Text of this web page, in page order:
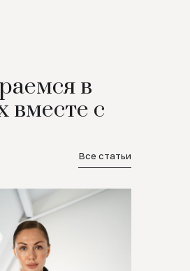
в
вместе с
Все статьи